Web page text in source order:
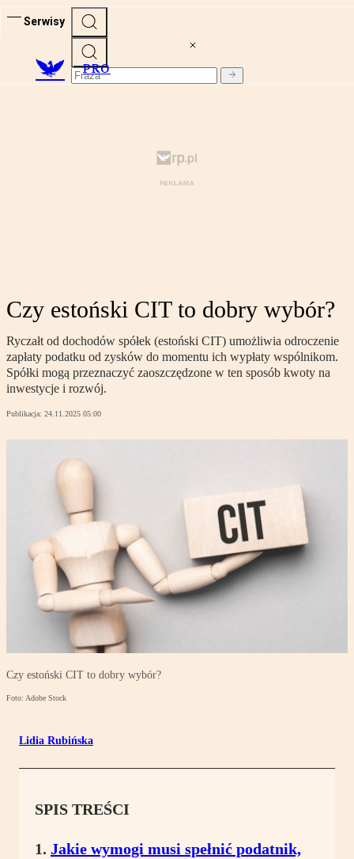
Serwisy
PRO
Czy estoński CIT to dobry wybór?
Ryczałt od dochodów spółek (estoński CIT) umożliwia odroczenie
zapłaty podatku od zysków do momentu ich wypłaty wspólnikom.
Spółki mogą przeznaczyć zaoszczędzone w ten sposób kwoty na
inwestycje i rozwój.
Publikacja: 24.11.2025 05:00
Czy estoński CIT to dobry wybór?
Foto: Adobe Stock
Lidia Rubińska
SPIS TREŚCI
Jakie wymogi musi spełnić podatnik,